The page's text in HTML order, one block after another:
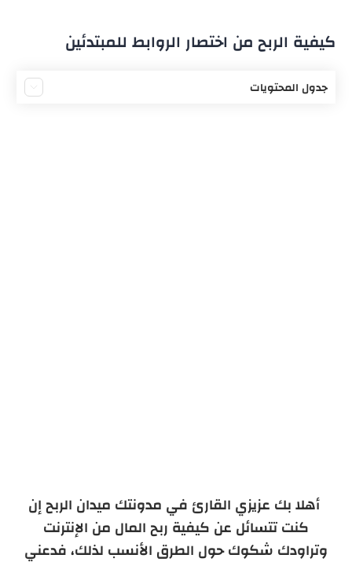
كيفية الربح من اختصار الروابط للمبتدئين
جدول المحتويات
أهلا بك عزيزي القارئ في مدونتك ميدان الربح إن
كنت تتسائل عن كيفية ربح المال من الإنترنت
وتراودك شكوك حول الطرق الأنسب لذلك، فدعني